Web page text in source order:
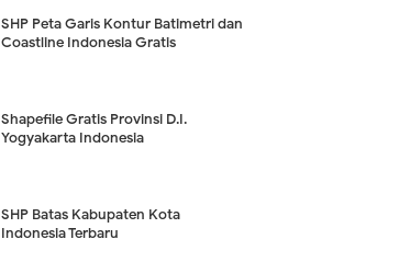
SHP Peta Garis Kontur Batimetri dan
Coastline Indonesia Gratis
Shapefile Gratis Provinsi D.I.
Yogyakarta Indonesia
SHP Batas Kabupaten Kota
Indonesia Terbaru